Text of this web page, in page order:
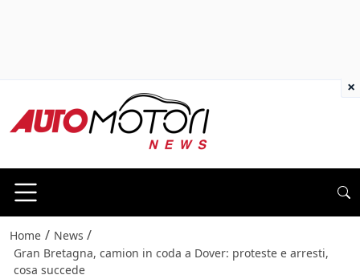
Home / News /
Gran Bretagna, camion in coda a Dover: proteste e arresti,
cosa succede
×